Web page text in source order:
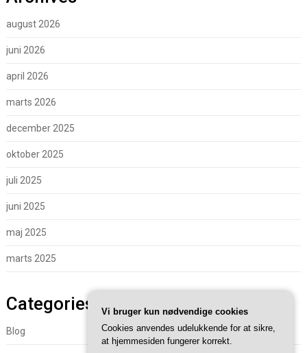
august 2026
juni 2026
april 2026
marts 2026
december 2025
oktober 2025
juli 2025
juni 2025
maj 2025
marts 2025
Categories
Blog
Vi bruger kun nødvendige cookies
Cookies anvendes udelukkende for at sikre,
at hjemmesiden fungerer korrekt.